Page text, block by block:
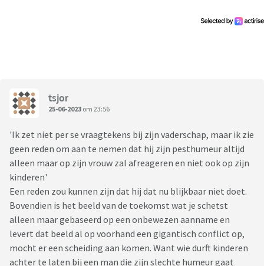
scheiding? Of moet ik het maar accepteren? Bedankt
tsjor
25-06-2023 om 23:56
'Ik zet niet per se vraagtekens bij zijn vaderschap, maar ik zie
geen reden om aan te nemen dat hij zijn pesthumeur altijd
alleen maar op zijn vrouw zal afreageren en niet ook op zijn
kinderen'
Een reden zou kunnen zijn dat hij dat nu blijkbaar niet doet.
Bovendien is het beeld van de toekomst wat je schetst
alleen maar gebaseerd op een onbewezen aanname en
levert dat beeld al op voorhand een gigantisch conflict op,
mocht er een scheiding aan komen. Want wie durft kinderen
achter te laten bij een man die zijn slechte humeur gaat